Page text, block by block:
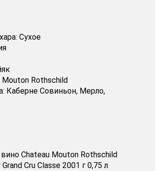
Сухое
Mouton Rothschild
Каберне Совиньон, Мерло,
Chateau Mouton Rothschild
Cru Classe 2001 г 0,75 л